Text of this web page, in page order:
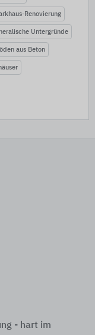
Renovierung
Untergründe
aus Beton
- hart im